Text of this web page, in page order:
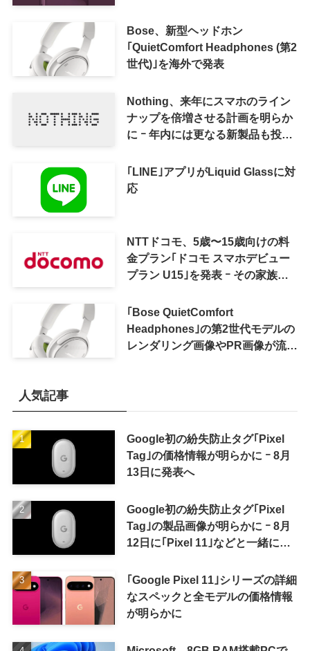
Bose、新型ヘッドホン
｢QuietComfort Headphones (第2
世代)｣を海外で発表
Nothing、来年にスマホのライン
ナップを倍増させる計画を明らか
に ｰ 年内には更なる新製品も投入
｢LINE｣アプリがLiquid Glassに対
応
NTTドコモ、5歳〜15歳向けの料
金プラン｢ドコモ スマホデビュー
プラン U15｣を発表 ｰ その家族が
｢Bose QuietComfort
Headphones｣の第2世代モデルの
レンダリング画像やPR画像が流出
人気記事
Google初の紛失防止タグ｢Pixel
Tag｣の価格情報が明らかに ｰ 8月
13日に発表へ
Google初の紛失防止タグ｢Pixel
Tag｣の製品画像が明らかに ｰ 8月
12日に｢Pixel 11｣などと一緒に発
｢Google Pixel 11｣シリーズの詳細
なスペックと全モデルの価格情報
が明らかに